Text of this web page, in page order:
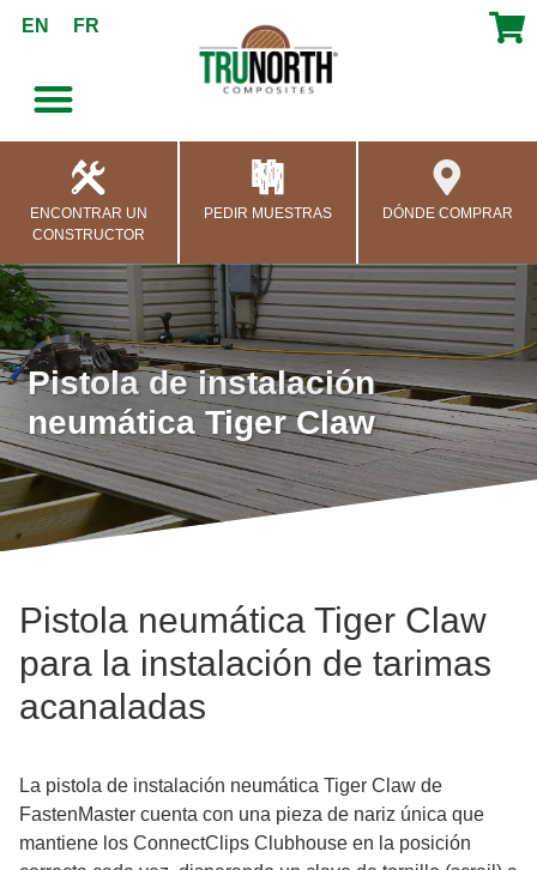
contenido
EN FR
ENCONTRAR UN
CONSTRUCTOR
PEDIR MUESTRAS DÓNDE COMPRAR
Pistola de instalación
neumática Tiger Claw
Pistola neumática Tiger Claw
para la instalación de tarimas
acanaladas
La pistola de instalación neumática Tiger Claw de
FastenMaster cuenta con una pieza de nariz única que
mantiene los ConnectClips Clubhouse en la posición